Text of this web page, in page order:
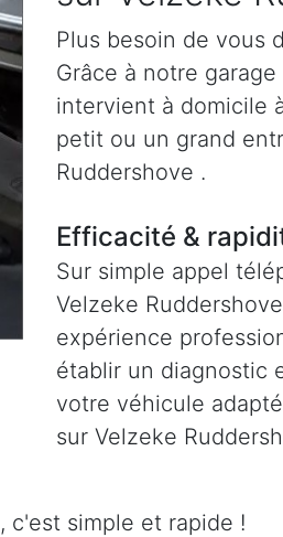
Plus besoin de vous
Grâce à notre
intervient à domicile
petit ou un grand
Ruddershove .
Efficacité &
Sur simple appel
Velzeke
expérience
établir un diagnostic
votre véhicule
sur Velzeke
c'est simple et rapide !